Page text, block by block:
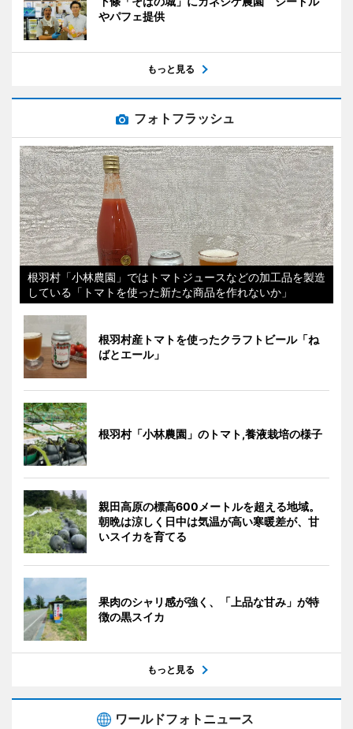
やパフェ提供
もっと見る
フォトフラッシュ
根羽村「小林農園」ではトマトジュースなどの加工品を製造
している「トマトを使った新たな商品を作れないか」
根羽村産トマトを使ったクラフトビール「ね
ばとエール」
根羽村「小林農園」のトマト,養液栽培の様子
親田高原の標高600メートルを超える地域。
朝晩は涼しく日中は気温が高い寒暖差が、甘
いスイカを育てる
果肉のシャリ感が強く、「上品な甘み」が特
徴の黒スイカ
もっと見る
ワールドフォトニュース